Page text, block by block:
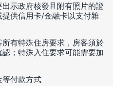
示政府核發且附有照片的證
供信用卡/金融卡以支付雜
有特殊住房要求，房客須於
；特殊入住要求可能需要加
等付款方式